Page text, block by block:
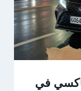
في